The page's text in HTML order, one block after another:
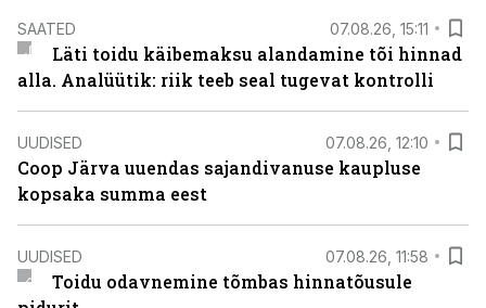
SAATED 07.08.26, 15:11
Läti toidu käibemaksu alandamine tõi hinnad
alla. Analüütik: riik teeb seal tugevat kontrolli
UUDISED 07.08.26, 12:10
Coop Järva uuendas sajandivanuse kaupluse
kopsaka summa eest
UUDISED 07.08.26, 11:58
Toidu odavnemine tõmbas hinnatõusule